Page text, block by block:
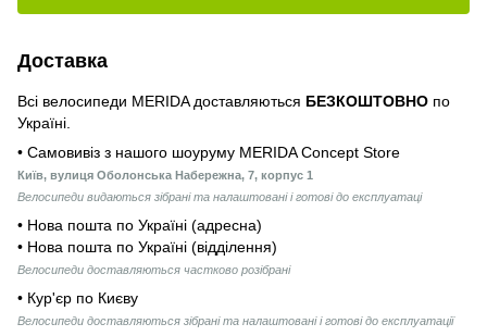
Доставка
Всі велосипеди MERIDA доставляються БЕЗКОШТОВНО по
Україні.
• Самовивіз з нашого шоуруму MERIDA Concept Store
Київ, вулиця Оболонська Набережна, 7, корпус 1
Велосипеди видаються зібрані та налаштовані і готові до експлуатаці
• Нова пошта по Україні (адресна)
• Нова пошта по Україні (відділення)
Велосипеди доставляються частково розібрані
• Кур'єр по Києву
Велосипеди доставляються зібрані та налаштовані і готові до експлуатації